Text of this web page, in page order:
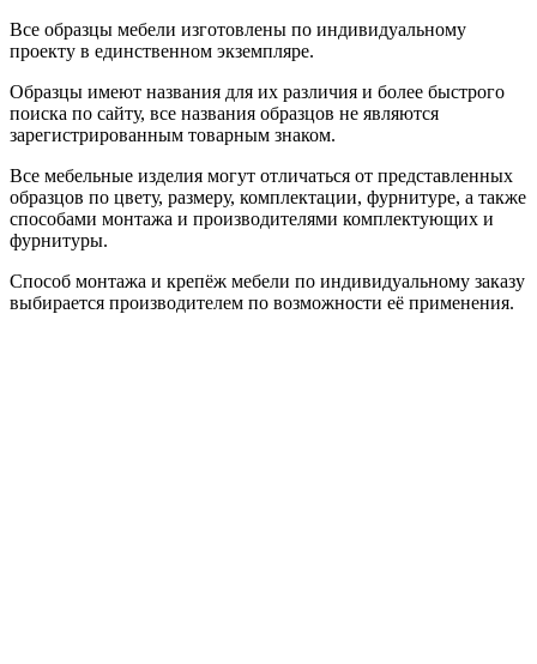
Все образцы мебели изготовлены по индивидуальному
проекту в единственном экземпляре.
Образцы имеют названия для их различия и более быстрого
поиска по сайту, все названия образцов не являются
зарегистрированным товарным знаком.
Все мебельные изделия могут отличаться от представленных
образцов по цвету, размеру, комплектации, фурнитуре, а также
способами монтажа и производителями комплектующих и
фурнитуры.
Способ монтажа и крепёж мебели по индивидуальному заказу
выбирается производителем по возможности её применения.